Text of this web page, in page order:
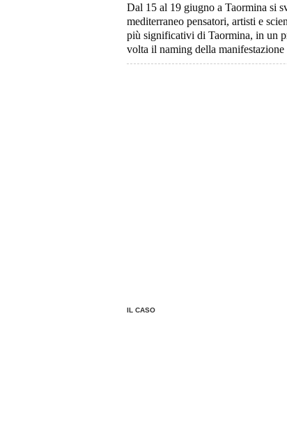
Dal 15 al 19 giugno a Taormina si
mediterraneo pensatori, artisti e
più significativi di Taormina, in un
volta il naming della
IL CASO